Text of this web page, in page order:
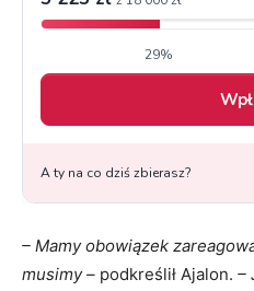
– Mamy obowiązek
musimy – podkreślił Ajalon. –